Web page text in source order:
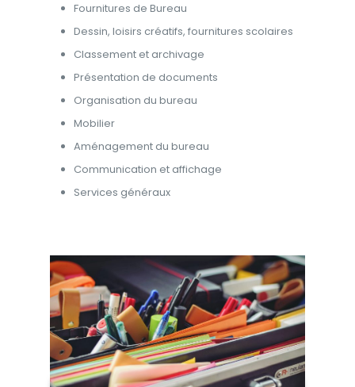
Fournitures de Bureau
Dessin, loisirs créatifs, fournitures scolaires
Classement et archivage
Présentation de documents
Organisation du bureau
Mobilier
Aménagement du bureau
Communication et affichage
Services généraux